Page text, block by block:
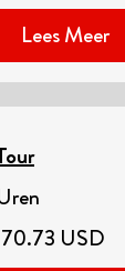
Lees Meer
70.73 USD